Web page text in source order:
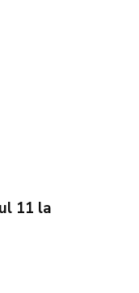
11 la